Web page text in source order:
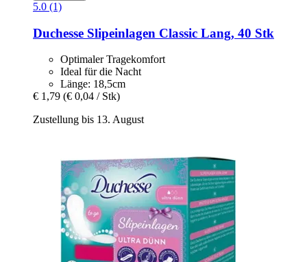
5.0 (1)
Duchesse Slipeinlagen Classic Lang, 40 Stk
Optimaler Tragekomfort
Ideal für die Nacht
Länge: 18,5cm
€ 1,79 (€ 0,04 / Stk)
Zustellung bis 13. August